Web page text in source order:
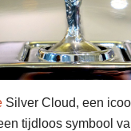
Silver Cloud, een
tijdloos symbool